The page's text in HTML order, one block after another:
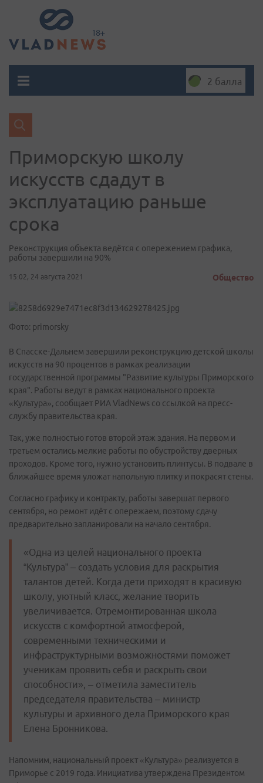
2 балла
Приморскую школу
искусств сдадут в
эксплуатацию раньше
срока
Реконструкция объекта ведётся с опережением графика,
работы завершили на 90%
15:02, 24 августа 2021 Общество
Фото: primorsky
В Спасске-Дальнем завершили реконструкцию детской школы
искусств на 90 процентов в рамках реализации
государственной программы "Развитие культуры Приморского
края". Работы ведут в рамках национального проекта
«Культура», сообщает РИА VladNews со ссылкой на пресс-
службу правительства края.
Так, уже полностью готов второй этаж здания. На первом и
третьем остались мелкие работы по обустройству дверных
проходов. Кроме того, нужно установить плинтусы. В подвале в
ближайшее время уложат напольную плитку и покрасят стены.
Согласно графику и контракту, работы завершат первого
сентября, но ремонт идёт с опережаем, поэтому сдачу
предварительно запланировали на начало сентября.
«Одна из целей национального проекта
“Культура” – создать условия для раскрытия
талантов детей. Когда дети приходят в красивую
школу, уютный класс, желание творить
увеличивается. Отремонтированная школа
искусств с комфортной атмосферой,
современными техническими и
инфраструктурными возможностями поможет
ученикам проявить себя и раскрыть свои
способности», – отметила заместитель
председателя правительства – министр
культуры и архивного дела Приморского края
Елена Бронникова.
Напомним, национальный проект «Культура» реализуется в
Приморье с 2019 года. Инициатива утверждена Президентом